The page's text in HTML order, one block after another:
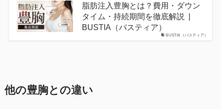
BUSTIA（バスティア）
脂肪注入豊胸とは？費用・ダウン
タイム・持続期間を徹底解説 |
BUSTIA（バスティア）
他の豊胸との違い